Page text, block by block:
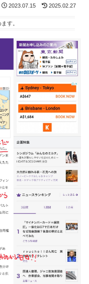
2023.07.15 2025.02.27
す。